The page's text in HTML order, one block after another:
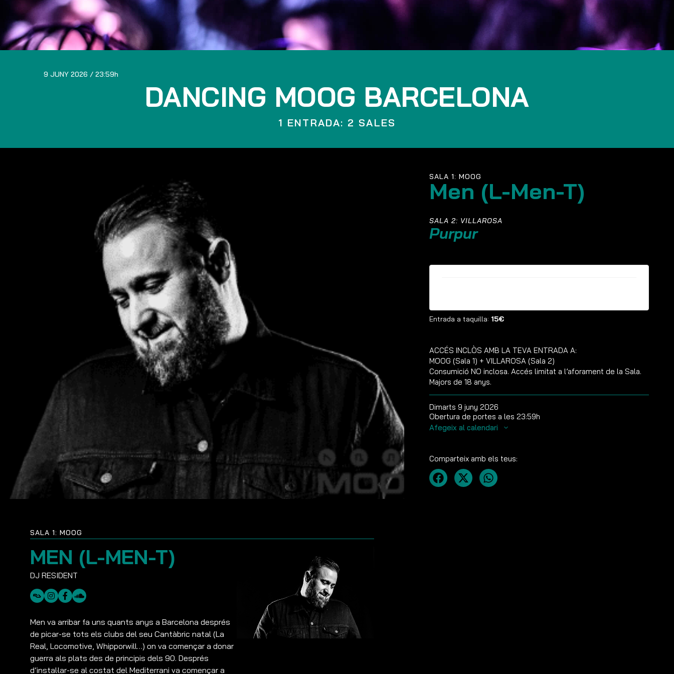
9 JUNY 2026 23:59
DANCING MOOG BARCELONA
1 ENTRADA: 2 SALES
SALA 1: MOOG
MEN (L-MEN-T)
Men va arribar fa uns quants anys a Barcelona després
de picar-se tots els clubs del seu Cantàbric natal (La
Real, Locomotive, Whipporwill…) on va començar a donar
guerra als plats des de principis dels 90. Després
d’instal·lar-se al costat del Mediterrani va començar a
SALA 1: MOOG
Men (L-Men-T)
SALA 2: VILLAROSA
Purpur
Entrada a taquilla: 15€
ACCÉS INCLÒS AMB LA TEVA ENTRADA A:
MOOG (Sala 1) + VILLAROSA (Sala 2)
Consumició NO inclosa. Accés limitat a l’aforament de la Sala.
Majors de 18 anys.
Dimarts 9 juny 2026
Obertura de portes a les 23:59h
Afegeix al calendari
Comparteix amb els teus: